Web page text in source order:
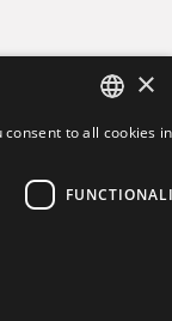
FRENCH
×
to all cookies